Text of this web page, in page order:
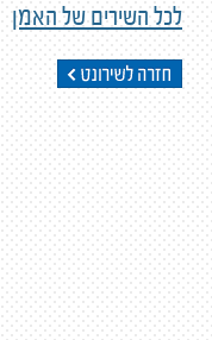
לכל השירים של האמן